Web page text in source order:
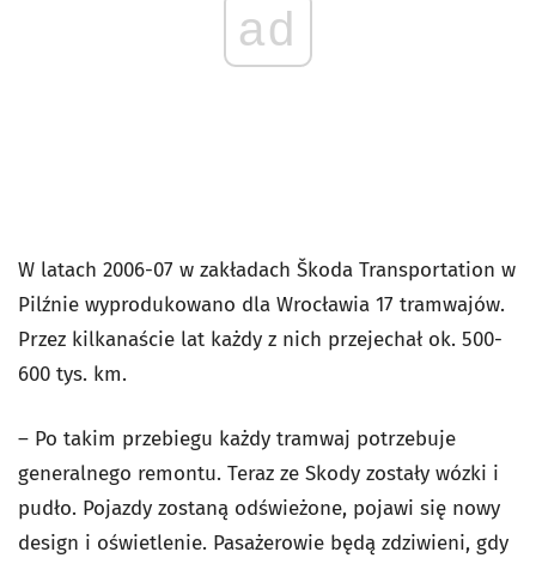
ad
W latach 2006-07 w zakładach Škoda Transportation w
Pilźnie wyprodukowano dla Wrocławia 17 tramwajów.
Przez kilkanaście lat każdy z nich przejechał ok. 500-
600 tys. km.
– Po takim przebiegu każdy tramwaj potrzebuje
generalnego remontu. Teraz ze Skody zostały wózki i
pudło. Pojazdy zostaną odświeżone, pojawi się nowy
design i oświetlenie. Pasażerowie będą zdziwieni, gdy